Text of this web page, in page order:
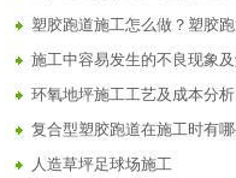
塑胶跑道施工怎么做？塑胶
施工中容易发生的不良现象
环氧地坪施工工艺及成本分析
复合型塑胶跑道在施工时有
人造草坪足球场施工